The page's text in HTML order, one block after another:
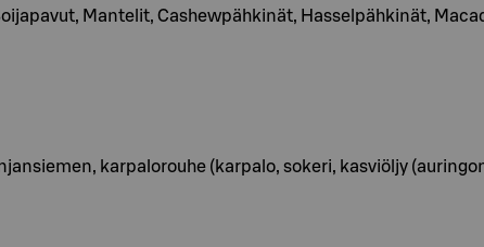
Mantelit, Cashewpähkinät, Hasselpähkinät,
karpalorouhe (karpalo, sokeri, kasviöljy